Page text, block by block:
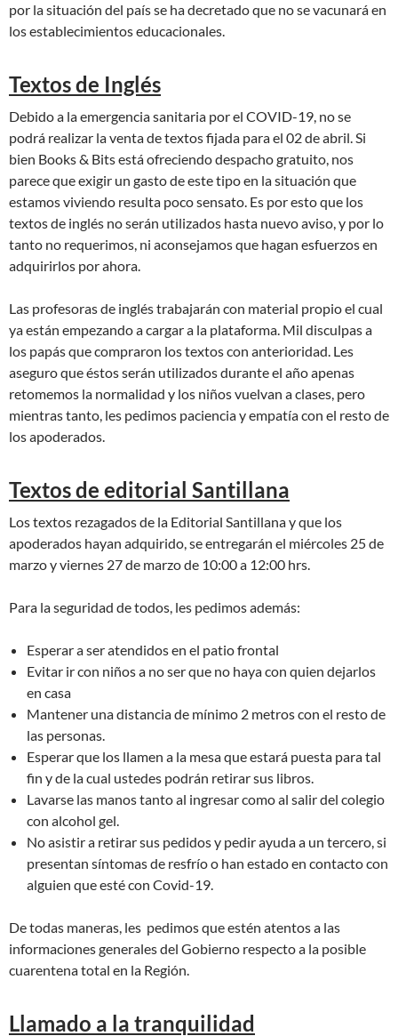
por la situación del país se ha decretado que no se vacunará en
los establecimientos educacionales.
Textos de Inglés
Debido a la emergencia sanitaria por el COVID-19, no se
podrá realizar la venta de textos fijada para el 02 de abril. Si
bien Books & Bits está ofreciendo despacho gratuito, nos
parece que exigir un gasto de este tipo en la situación que
estamos viviendo resulta poco sensato. Es por esto que los
textos de inglés no serán utilizados hasta nuevo aviso, y por lo
tanto no requerimos, ni aconsejamos que hagan esfuerzos en
adquirirlos por ahora.
Las profesoras de inglés trabajarán con material propio el cual
ya están empezando a cargar a la plataforma. Mil disculpas a
los papás que compraron los textos con anterioridad. Les
aseguro que éstos serán utilizados durante el año apenas
retomemos la normalidad y los niños vuelvan a clases, pero
mientras tanto, les pedimos paciencia y empatía con el resto de
los apoderados.
Textos de editorial Santillana
Los textos rezagados de la Editorial Santillana y que los
apoderados hayan adquirido, se entregarán el miércoles 25 de
marzo y viernes 27 de marzo de 10:00 a 12:00 hrs.
Para la seguridad de todos, les pedimos además:
Esperar a ser atendidos en el patio frontal
Evitar ir con niños a no ser que no haya con quien dejarlos
en casa
Mantener una distancia de mínimo 2 metros con el resto de
las personas.
Esperar que los llamen a la mesa que estará puesta para tal
fin y de la cual ustedes podrán retirar sus libros.
Lavarse las manos tanto al ingresar como al salir del colegio
con alcohol gel.
No asistir a retirar sus pedidos y pedir ayuda a un tercero, si
presentan síntomas de resfrío o han estado en contacto con
alguien que esté con Covid-19.
De todas maneras, les pedimos que estén atentos a las
informaciones generales del Gobierno respecto a la posible
cuarentena total en la Región.
Llamado a la tranquilidad